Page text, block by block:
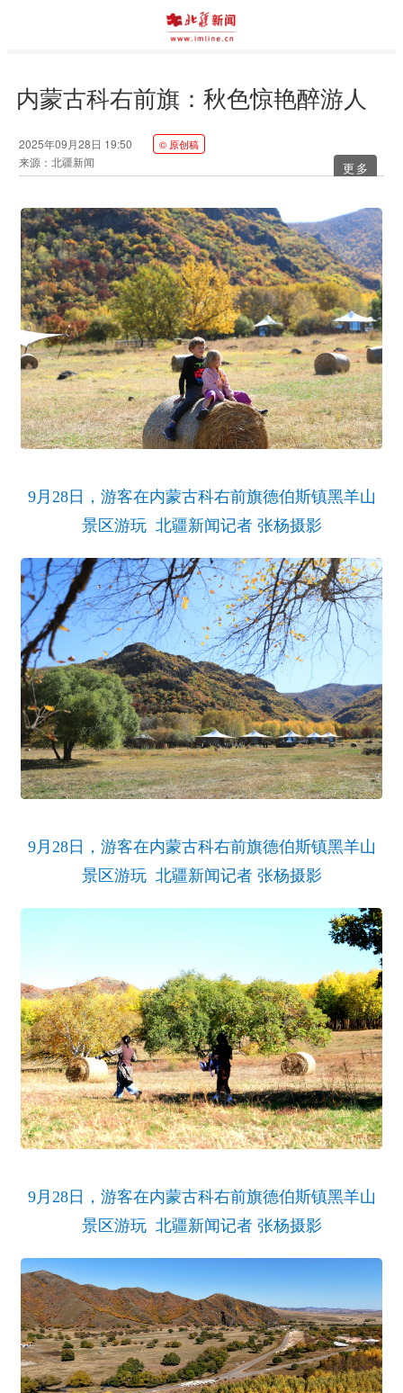
内蒙古科右前旗：秋色惊艳醉游人
2025年09月28日 19:50
来源：北疆新闻
© 原创稿
更多
9月28日，游客在内蒙古科右前旗德伯斯镇黑羊山
景区游玩 北疆新闻记者 张杨摄影
9月28日，游客在内蒙古科右前旗德伯斯镇黑羊山
景区游玩 北疆新闻记者 张杨摄影
9月28日，游客在内蒙古科右前旗德伯斯镇黑羊山
景区游玩 北疆新闻记者 张杨摄影